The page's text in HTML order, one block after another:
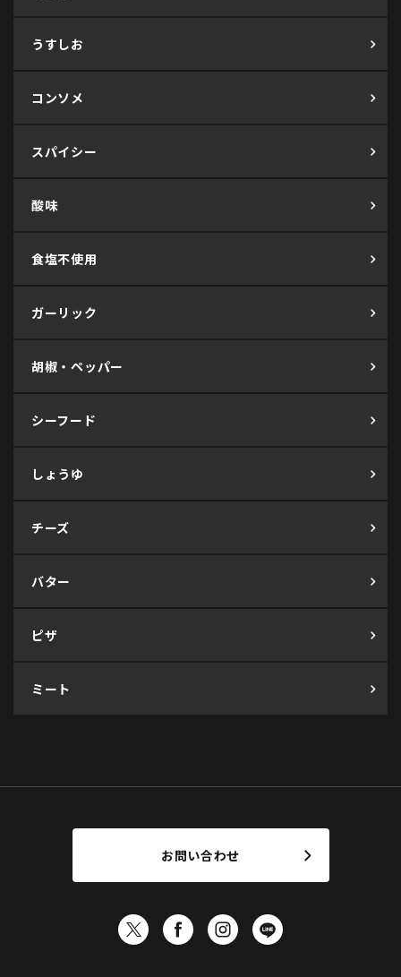
うすしお
コンソメ
スパイシー
酸味
食塩不使用
ガーリック
胡椒・ペッパー
シーフード
しょうゆ
チーズ
バター
ピザ
ミート
お問い合わせ